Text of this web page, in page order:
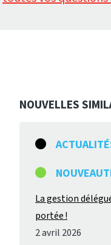
NOUVELLES
La gestion
portée !
2 avril 2026